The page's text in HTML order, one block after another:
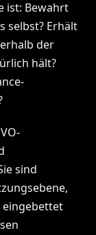
ist: Bewahrt
selbst? Erhält
der
hält?
sind
eingebettet